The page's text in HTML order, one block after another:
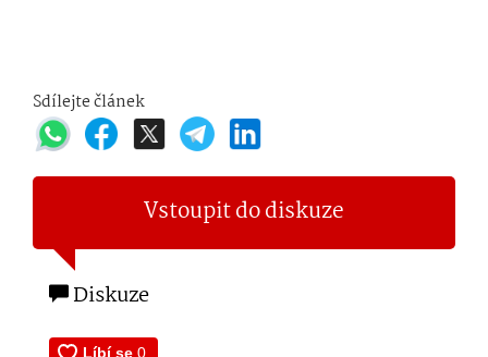
Sdílejte článek
Vstoupit do diskuze
Diskuze